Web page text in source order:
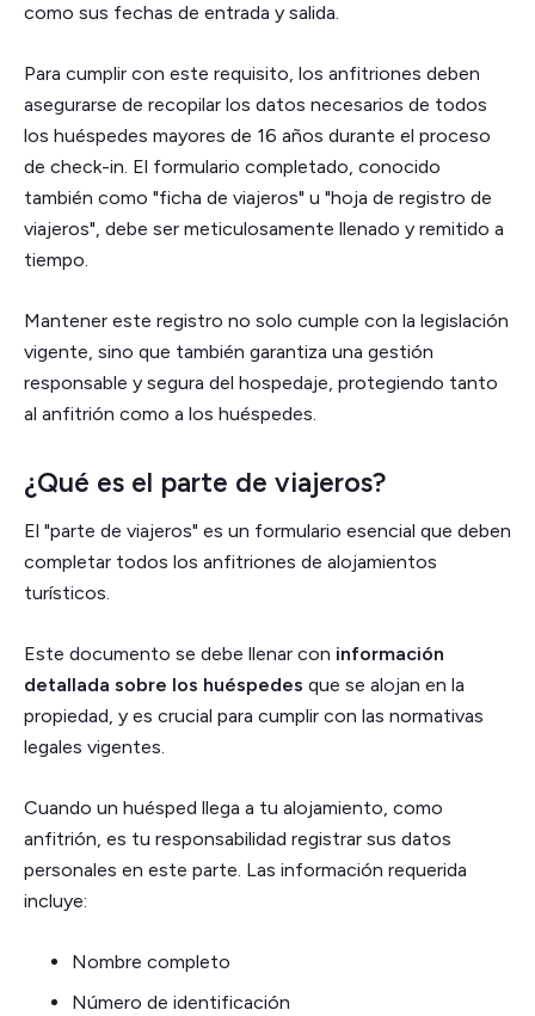
como sus fechas de entrada y salida.
Para cumplir con este requisito, los anfitriones deben
asegurarse de recopilar los datos necesarios de todos
los huéspedes mayores de 16 años durante el proceso
de check-in. El formulario completado, conocido
también como "ficha de viajeros" u "hoja de registro de
viajeros", debe ser meticulosamente llenado y remitido a
tiempo.
Mantener este registro no solo cumple con la legislación
vigente, sino que también garantiza una gestión
responsable y segura del hospedaje, protegiendo tanto
al anfitrión como a los huéspedes.
¿Qué es el parte de viajeros?
El "parte de viajeros" es un formulario esencial que deben
completar todos los anfitriones de alojamientos
turísticos.
Este documento se debe llenar con información
detallada sobre los huéspedes que se alojan en la
propiedad, y es crucial para cumplir con las normativas
legales vigentes.
Cuando un huésped llega a tu alojamiento, como
anfitrión, es tu responsabilidad registrar sus datos
personales en este parte. Las información requerida
incluye:
Nombre completo
Número de identificación